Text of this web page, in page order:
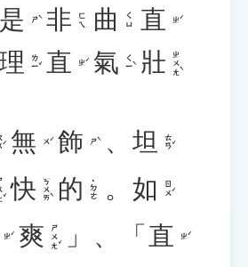
是 ㄕˋ 非 ㄈㄟ 曲 ㄑㄩ 直 ㄓˊ
理 ㄌㄧˇ 直 ㄓˊ 氣 ㄑㄧˋ 壯 ㄓㄨㄤˋ
ˊ 無 ㄨˊ 飾 ㄕˋ 、 坦 ㄊㄢˇ
ˇ 快 ㄎㄨㄞˋ 的 ˙ㄉㄜ 。 如 ㄖㄨˊ
ㄓˊ 爽 ㄕㄨㄤˇ 」、「 直 ㄓˊ